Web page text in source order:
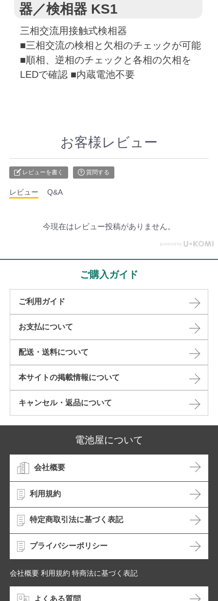
器／検相器 KS1
三相交流用接触式検相器
■三相交流の検相と欠相のチェックが可能
■順相、逆相のチェックと各相の欠相を
LEDで確認 ■内蔵電池不要
お客様レビュー
レビューを書く 質問する
レビュー Q&A
今現在はレビュー投稿がありません。
ご購入ガイド
ご利用ガイド
お支払について
配送・送料について
本サイトの掲載情報について​
キャンセル・返品について​
電池屋について
会社概要
利用規約
特定商取引法に基づく表記
プライバシーポリシー
会社概要 利用規約 特商法に基づく表記
よくある質問